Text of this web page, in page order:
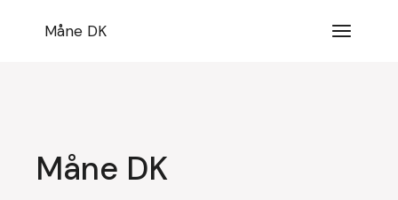
indholdMåne DK
Måne DK